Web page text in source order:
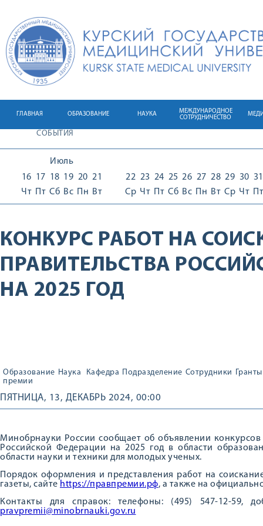
ГЛАВНАЯ ОБРАЗОВАНИЕ НАУКА
МЕЖДУНАРОДНОЕ
СОТРУДНИЧЕСТВО
СОБЫТИЯ
Июль
16
Чт
17
Пт
18
Сб
19
Вс
20
Пн
21
Вт
22
Ср
23
Чт
24
Пт
25
Сб
26
Вс
27
Пн
28
Вт
29
Ср
30
Чт
31
Пт
КОНКУРС РАБОТ НА
ПРАВИТЕЛЬСТВА
НА 2025 ГОД
Образование Наука Кафедра Подразделение Сотрудники Гранты
премии
ПЯТНИЦА, 13, ДЕКАБРЬ 2024, 00:00
Минобрнауки России сообщает об объявлении
Российской Федерации на 2025 год в области
области науки и техники для молодых ученых.
Порядок оформления и представления работ на
газеты, сайте https://правпремии.рф, а также на
Контакты для справок: телефоны: (495) 547-12-59,
pravpremii@minobrnauki.gov.ru